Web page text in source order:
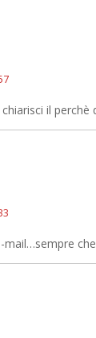
il perchè
che